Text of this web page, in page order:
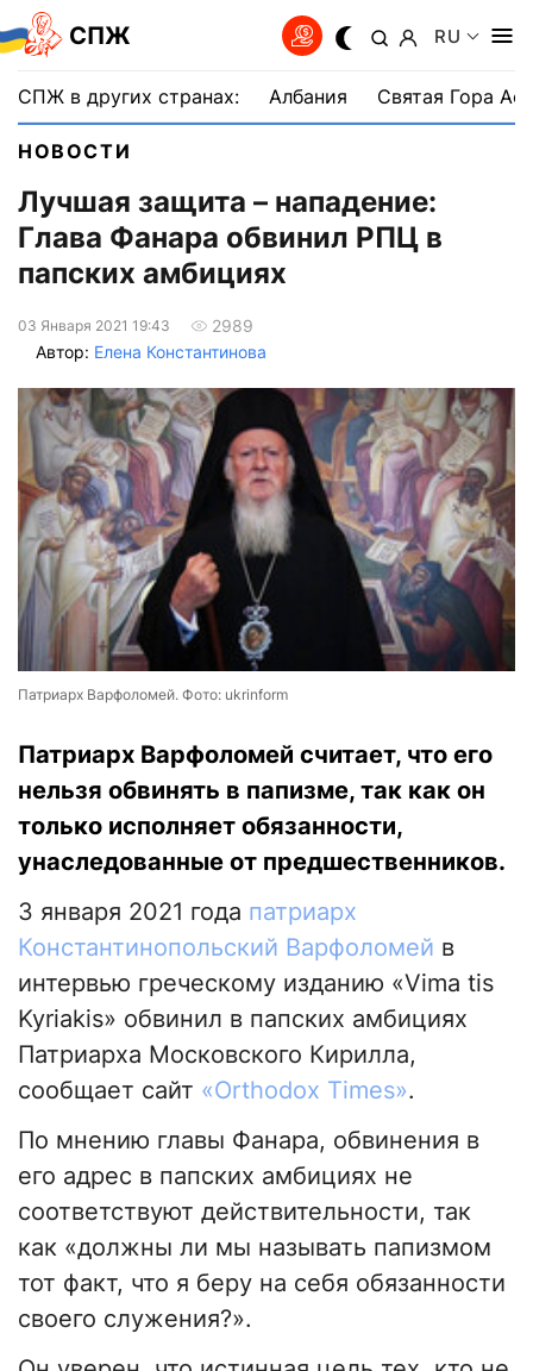
СПЖ RU
СПЖ в других странах: Албания Святая Гора
НОВОСТИ
Лучшая защита – нападение:
Глава Фанара обвинил РПЦ в
папских амбициях
03 Января 2021 19:43
2989
Автор: Елена Константинова
Патриарх Варфоломей. Фото: ukrinform
Патриарх Варфоломей считает, что его
нельзя обвинять в папизме, так как он
только исполняет обязанности,
унаследованные от предшественников.
3 января 2021 года патриарх
Константинопольский Варфоломей в
интервью греческому изданию «Vima tis
Kyriakis» обвинил в папских амбициях
Патриарха Московского Кирилла,
сообщает сайт «Оrthodox Тimes».
По мнению главы Фанара, обвинения в
его адрес в папских амбициях не
соответствуют действительности, так
как «должны ли мы называть папизмом
тот факт, что я беру на себя обязанности
своего служения?».